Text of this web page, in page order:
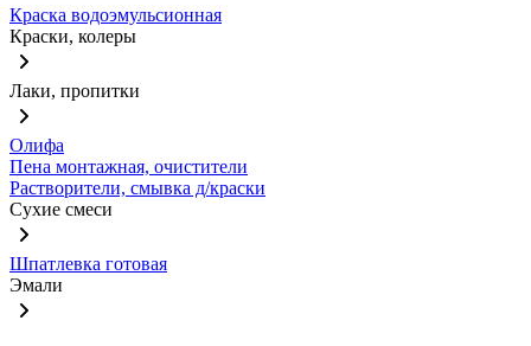
Краска водоэмульсионная
Краски, колеры
Лаки, пропитки
Олифа
Пена монтажная, очистители
Растворители, смывка д/краски
Сухие смеси
Шпатлевка готовая
Эмали